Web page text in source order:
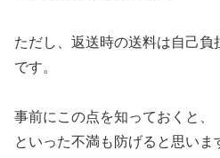
ただし、返送時の送料は自己
です。
事前にこの点を知っておくと、
といった不満も防げると思いま